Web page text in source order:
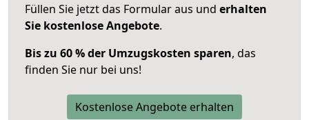
Füllen Sie jetzt das Formular aus und erhalten
Sie kostenlose Angebote.
Bis zu 60 % der Umzugskosten sparen, das
finden Sie nur bei uns!
Kostenlose Angebote erhalten